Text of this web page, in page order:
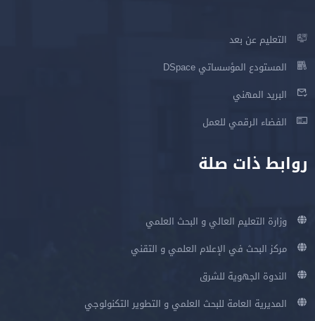
التعليم عن بعد
المستودع المؤسساتي DSpace
البريد المهني
الفضاء الرقمي للعمل
روابط ذات صلة
وزارة التعليم العالي و البحث العلمي
مركز البحث في الإعلام العلمي و التقني
الندوة الجهوية للشرق
المديرية العامة للبحث العلمي و التطوير التكنولوجي